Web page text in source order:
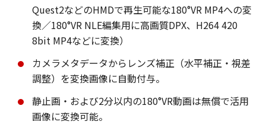
Quest2などのHMDで再生可能な180°VR MP4への変
換／180°VR NLE編集用に高画質DPX、H264 420
8bit MP4などに変換）
カメラメタデータからレンズ補正（水平補正・視差
調整）を変換画像に自動付与。
静止画・および2分以内の180°VR動画は無償で活用
画像に変換可能。